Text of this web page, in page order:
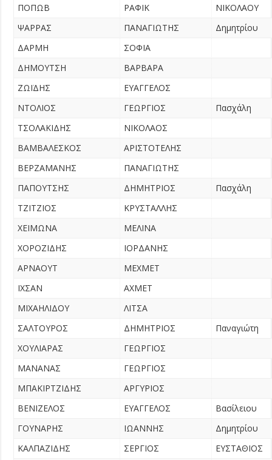
ΠΟΠΩΒ
ΡΑΦΙΚ
ΝΙΚΟΛΑΟΥ
ΨΑΡΡΑΣ
ΠΑΝΑΓΙΩΤΗΣ
Δημητρίου
ΔΑΡΜΗ
ΣΟΦΙΑ
ΔΗΜΟΥΤΣΗ
ΒΑΡΒΑΡΑ
ΖΩΪΔΗΣ
ΕΥΑΓΓΕΛΟΣ
ΝΤΟΛΙΟΣ
ΓΕΩΡΓΙΟΣ
Πασχάλη
ΤΣΟΛΑΚΙΔΗΣ
ΝΙΚΟΛΑΟΣ
ΒΑΜΒΑΛΕΣΚΟΣ
ΑΡΙΣΤΟΤΕΛΗΣ
ΒΕΡΖΑΜΑΝΗΣ
ΠΑΝΑΓΙΩΤΗΣ
ΠΑΠΟΥΤΣΗΣ
ΔΗΜΗΤΡΙΟΣ
Πασχάλη
ΤΖΙΤΖΙΟΣ
ΚΡΥΣΤΑΛΛΗΣ
ΧΕΙΜΩΝΑ
ΜΕΛΙΝΑ
ΧΟΡΟΖΙΔΗΣ
ΙΟΡΔΑΝΗΣ
ΑΡΝΑΟΥΤ
ΜΕΧΜΕΤ
ΙΧΣΑΝ
ΑΧΜΕΤ
ΜΙΧΑΗΛΙΔΟΥ
ΛΙΤΣΑ
ΣΑΛΤΟΥΡΟΣ
ΔΗΜΗΤΡΙΟΣ
Παναγιώτη
ΧΟΥΛΙΑΡΑΣ
ΓΕΩΡΓΙΟΣ
ΜΑΝΑΝΑΣ
ΓΕΩΡΓΙΟΣ
ΜΠΑΚΙΡΤΖΙΔΗΣ
ΑΡΓΥΡΙΟΣ
ΒΕΝΙΖΕΛΟΣ
ΕΥΑΓΓΕΛΟΣ
Βασίλειου
ΓΟΥΝΑΡΗΣ
ΙΩΑΝΝΗΣ
Δημητρίου
ΚΑΛΠΑΖΙΔΗΣ
ΣΕΡΓΙΟΣ
ΕΥΣΤΑΘΙΟΣ